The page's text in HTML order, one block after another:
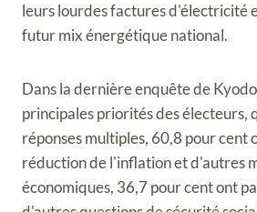
leurs lourdes factures d'électricité
futur mix énergétique national.
Dans la dernière enquête de
principales priorités des électeurs,
réponses multiples, 60,8 pour cent
réduction de l'inflation et d'autres
économiques, 36,7 pour cent ont